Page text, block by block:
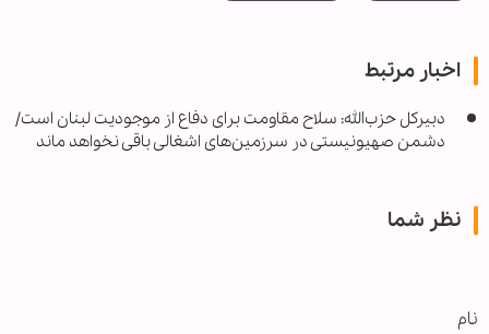
اخبار مرتبط
دبیرکل حزب‌الله: سلاح مقاومت برای دفاع از موجودیت لبنان است/
دشمن صهیونیستی در سرزمین‌های اشغالی باقی نخواهد ماند
نظر شما
نام